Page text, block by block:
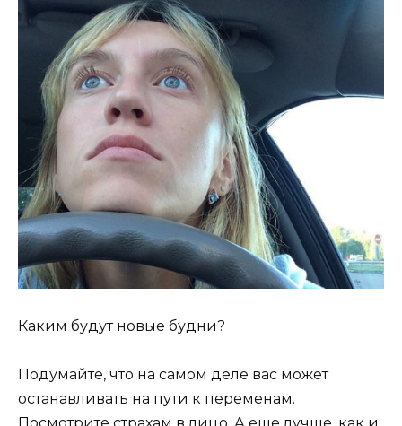
Каким будут новые будни?
Подумайте, что на самом деле вас может
останавливать на пути к переменам.